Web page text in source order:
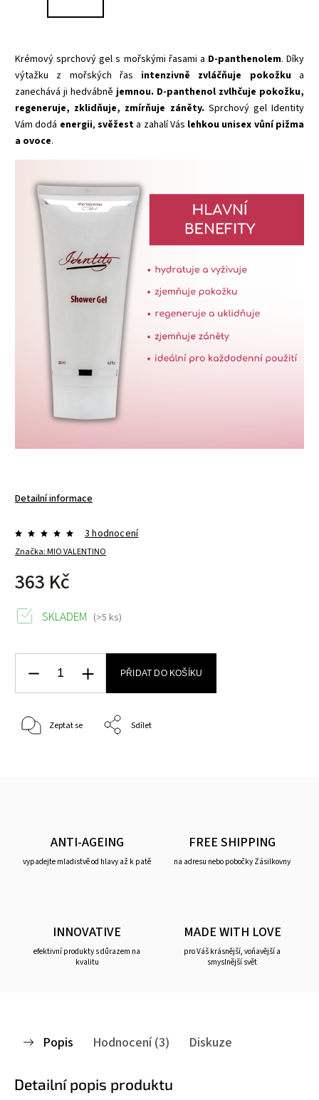
Krémový sprchový gel s mořskými řasami a D-panthenolem. Díky
výtažku z mořských řas intenzivně zvláčňuje pokožkua
zanechává ji hedvábně jemnou. D-panthenol zvlhčuje pokožku,
regeneruje, zklidňuje, zmírňuje záněty. Sprchový gel Identity
Vám dodá energii, svěžesta zahalí Vás lehkou unisex vůní pižma
a ovoce.
Detailní informace
Značka:MIO VALENTINO
3 hodnocení
363 Kč
SKLADEM (>5 ks)
PŘIDAT DO KOŠÍKU
Zeptat se Sdílet
ANTI-AGEING
vypadejte mladistvě od hlavy až k patě
FREE SHIPPING
na adresu nebo pobočky Zásilkovny
INNOVATIVE
efektivní produkty s důrazem na
kvalitu
MADE WITH LOVE
pro Váš krásnější, voňavější a
smyslnější svět
Popis Hodnocení (3) Diskuze
Detailní popis produktu